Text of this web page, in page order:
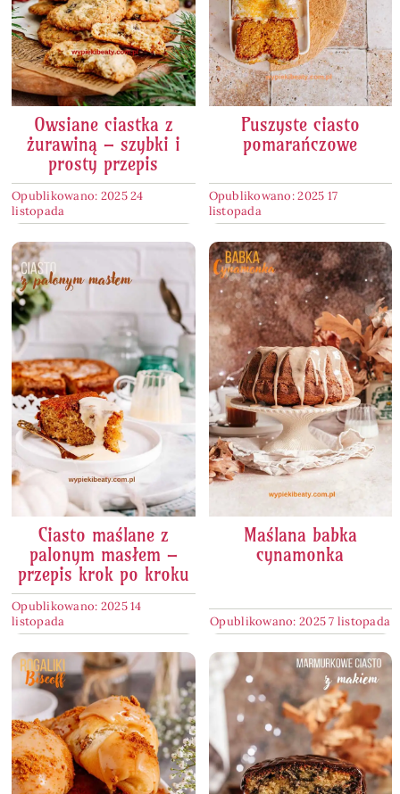
Owsiane ciastka z
żurawiną – szybki i
prosty przepis
Opublikowano: 2025 24
listopada
Puszyste ciasto
pomarańczowe
Opublikowano: 2025 17
listopada
Ciasto maślane z
palonym masłem –
przepis krok po kroku
Opublikowano: 2025 14
listopada
Maślana babka
cynamonka
Opublikowano: 2025 7 listopada